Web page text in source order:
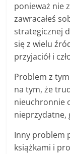
ponieważ nie
zawracałeś
strategicznej
się z wielu
przyjaciół i
Problem z
na tym, że
nieuchronnie
nieprzydatne,
Inny problem
książkami i